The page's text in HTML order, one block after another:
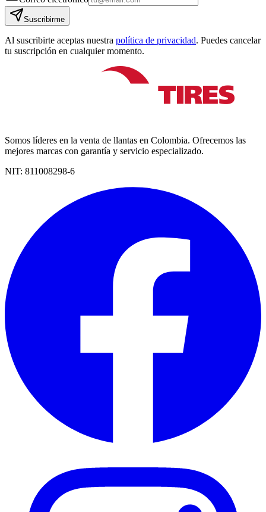
Suscribirme
Al suscribirte aceptas nuestra política de privacidad. Puedes cancelar
tu suscripción en cualquier momento.
Somos líderes en la venta de llantas en Colombia. Ofrecemos las
mejores marcas con garantía y servicio especializado.
NIT: 811008298-6